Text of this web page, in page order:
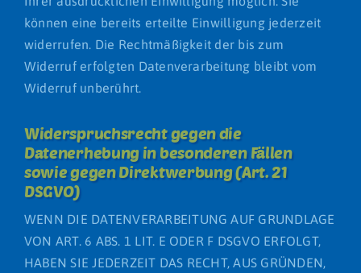
können eine bereits erteilte Einwilligung jederzeit
widerrufen. Die Rechtmäßigkeit der bis zum
Widerruf erfolgten Datenverarbeitung bleibt vom
Widerruf unberührt.
Widerspruchsrecht gegen die
Datenerhebung in besonderen Fällen
sowie gegen Direktwerbung (Art. 21
DSGVO)
WENN DIE DATENVERARBEITUNG AUF GRUNDLAGE
VON ART. 6 ABS. 1 LIT. E ODER F DSGVO ERFOLGT,
HABEN SIE JEDERZEIT DAS RECHT, AUS GRÜNDEN,